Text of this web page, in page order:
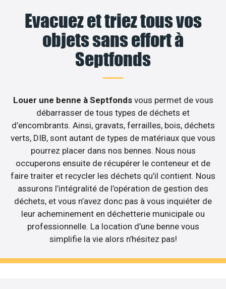
Evacuez et triez tous vos
objets sans effort à
Septfonds
Louer une benne à Septfonds vous permet de vous
débarrasser de tous types de déchets et
d’encombrants. Ainsi, gravats, ferrailles, bois, déchets
verts, DIB, sont autant de types de matériaux que vous
pourrez placer dans nos bennes. Nous nous
occuperons ensuite de récupérer le conteneur et de
faire traiter et recycler les déchets qu’il contient. Nous
assurons l’intégralité de l’opération de gestion des
déchets, et vous n’avez donc pas à vous inquiéter de
leur acheminement en déchetterie municipale ou
professionnelle. La location d’une benne vous
simplifie la vie alors n’hésitez pas!